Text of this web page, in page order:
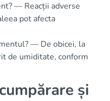
— Reacții adverse
pot afecta
— De obicei, la
de umiditate, conform
și